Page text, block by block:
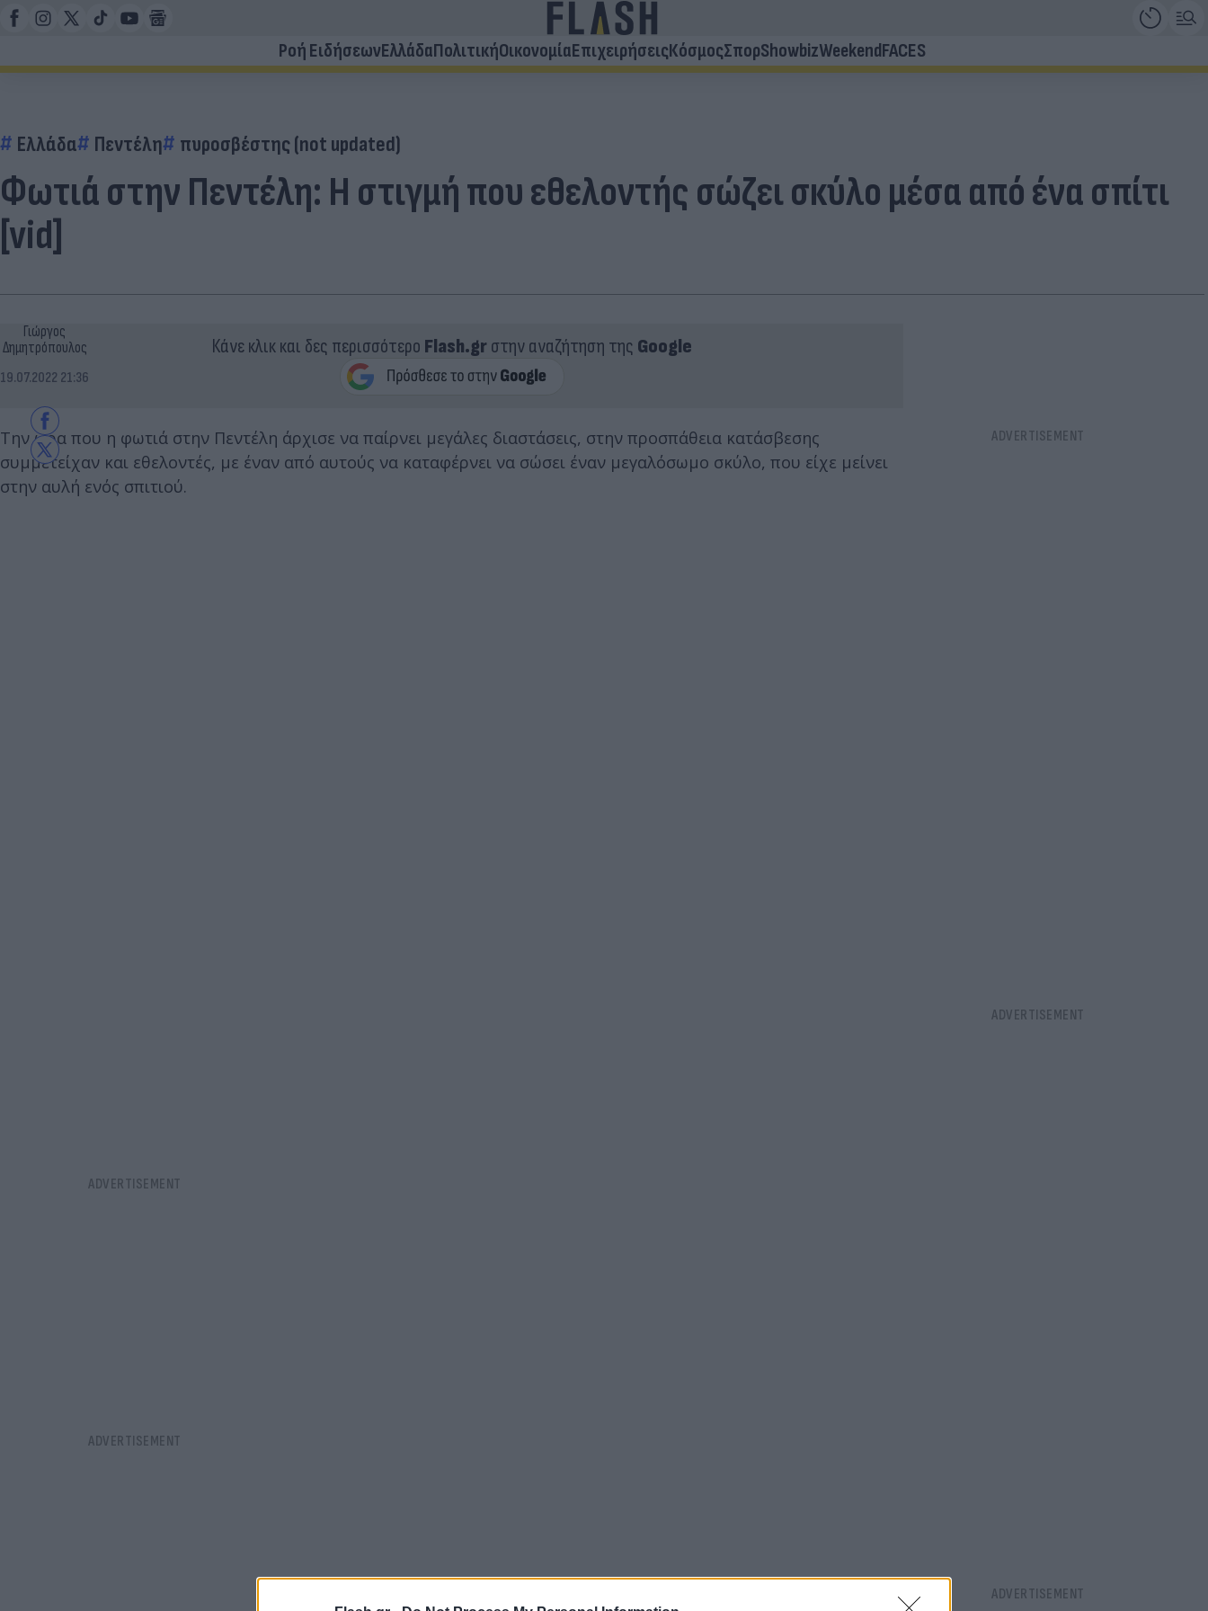
Ροή ΕιδήσεωνΕλλάδαΠολιτικήΟικονομίαΕπιχειρήσειςΚόσμοςΣπορShowbizWeekendFACES
Ελλάδα Πεντέλη πυροσβέστης (not updated)
Φωτιά στην Πεντέλη: Η στιγμή που εθελοντής σώζει σκύλο μέσα από ένα σπίτι
[vid]
Γιώργος
Δημητρόπουλος
19.07.2022 21:36
Κάνε κλικ και δες περισσότερο Flash.grστην αναζήτηση της Google
Την ώρα που η φωτιά στην Πεντέλη άρχισε να παίρνει μεγάλες διαστάσεις, στην προσπάθεια κατάσβεσης
συμμετείχαν και εθελοντές, με έναν από αυτούς να καταφέρνει να σώσει έναν μεγαλόσωμο σκύλο, που είχε μείνει
στην αυλή ενός σπιτιού.